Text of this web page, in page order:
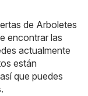
de Arboletes
encontrar las
actualmente
están
que puedes